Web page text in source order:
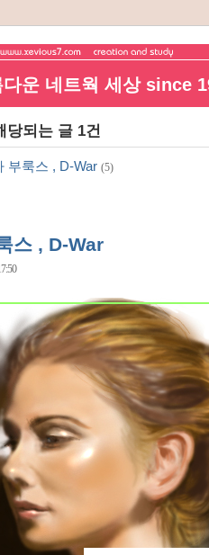
다운 네트웍 세상 since
당되는 글 1건
부룩스 , D-War (5)
스 , D-War